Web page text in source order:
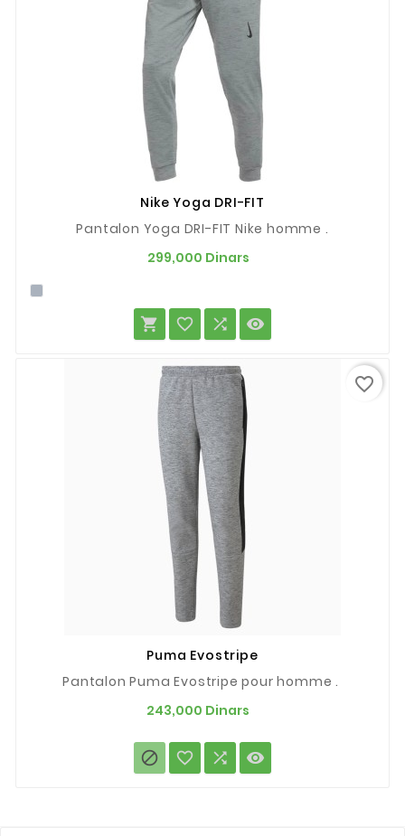
Nike Yoga DRI-FIT
Pantalon Yoga DRI-FIT Nike homme .
299,000 Dinars
   
Puma Evostripe
Pantalon Puma Evostripe pour homme .
243,000 Dinars
   
favorite_border